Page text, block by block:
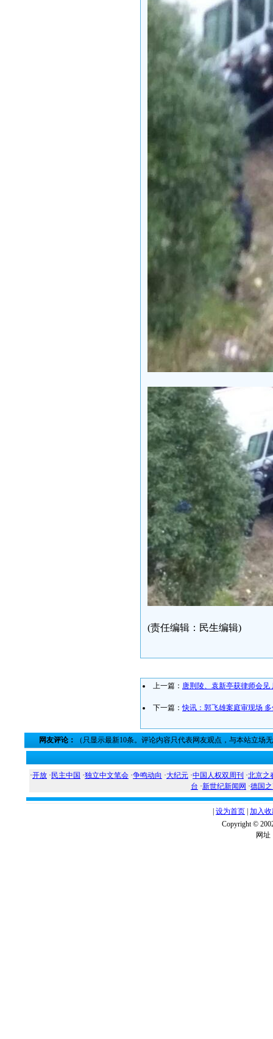
(责任编辑：民生编辑)
上一篇： 唐荆陵、袁新亭获律师会见
下一篇：快讯：郭飞雄案庭审现场
网友评论： （只显示最新10条。评论内容只代表网友观点，与本站立场
·开放 · 民主中国 ·独立中文笔会 ·争鸣动向 ·大纪元 ·中国人权双周刊 ·北京之
台 ·新世纪新闻网 ·德国
设为首页 加入
Copyright ©
网址